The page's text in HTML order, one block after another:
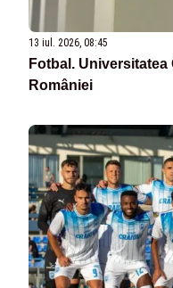
13 iul. 2026, 08:45
Fotbal.
României